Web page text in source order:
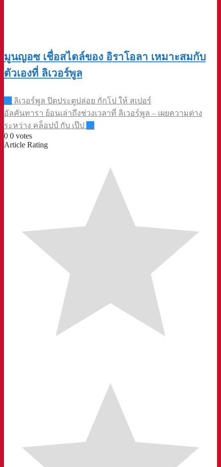
มูนญอซ เชื่อสไตล์ของ อิราโอลา เหมาะสมกับ
ตัวเองที่ ลิเวอร์พูล
Post
navigation
← ลิเวอร์พูล ปิดประตูปล่อย กักโป ให้ สเปอร์
อัลคันทารา ย้อนเล่าถึงช่วงเวลาที่ ลิเวอร์พูล – เผยความต่าง
ระหว่าง คล็อปป์ กับ เป๊ป
→
0 0 votes
Article Rating